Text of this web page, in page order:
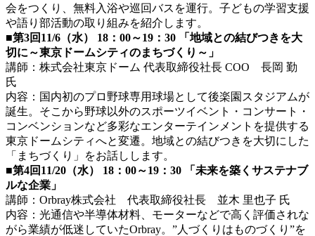
会をつくり、無料入浴や巡回バスを運行。子どもの学習支援
や語り部活動の取り組みを紹介します。
■第3回11/6（水） 18：00～19：30 「地域との結びつきを大
切に～東京ドームシティのまちづくり～」
講師：株式会社東京ドーム 代表取締役社長 COO 長岡 勤
氏
内容：国内初のプロ野球専用球場として後楽園スタジアムが
誕生。そこから野球以外のスポーツイベント・コンサート・
コンベンションなど多彩なエンターテインメントを提供する
東京ドームシティへと変遷。地域との結びつきを大切にした
「まちづくり」をお話しします。
■第4回11/20（水） 18：00～19：30 「未来を築くサステナブ
ルな企業」
講師：Orbray株式会社 代表取締役社長 並木 里也子 氏
内容：光通信や半導体材料、モーターなどで高く評価されな
がら業績が低迷していたOrbray。”人づくりはものづくり”を